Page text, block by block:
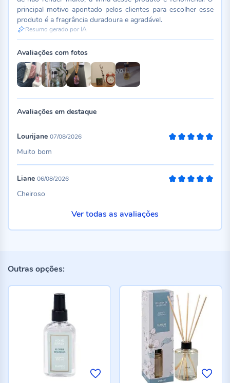
principal motivo apontado pelos clientes para escolher esse
produto é a fragrância duradoura e agradável.
Resumo gerado por IA
Avaliações com fotos
Avaliações em destaque
Lourijane 07/08/2026
Muito bom
Liane 06/08/2026
Cheiroso
Ver todas as avaliações
Outras opções: